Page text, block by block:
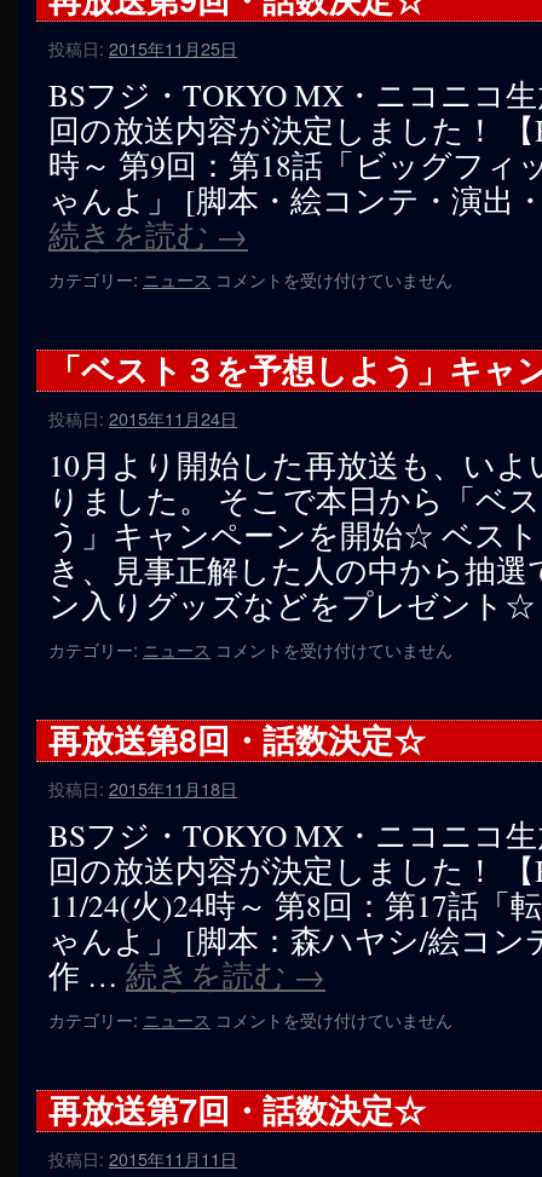
回・
話
決
定
☆
は
投稿日: 2015年11月25日
BSフジ・TOKYO MX・ニコニコ
回の放送内容が決定しました！ 【
時～ 第9回：第18話「ビッグフィ
ゃんよ」 [脚本・絵コンテ・演出
続きを読む →
カテゴリー: ニュース 再
第
9
回・
話
数
決
定
☆
は
コメントを受け付けていません
「ベスト３を予想しよう」キ
投稿日: 2015年11月24日
10月より開始した再放送も、い
りました。 そこで本日から「ベ
う」キャンペーンを開始☆ ベス
き、見事正解した人の中から抽
ン入りグッズなどをプレゼン
カテゴリー: ニュース 「ベ
３
を
予
想
よ
う」
キ
ャ
ン
ペ
ー
ン
開
は
コメントを受け付けていません
再放送第8回・話数決定☆
投稿日: 2015年11月18日
BSフジ・TOKYO MX・ニコニコ
回の放送内容が決定しました！
11/24(火)24時～ 第8回：第17話「
ゃんよ」 [脚本：森ハヤシ/絵コン
作 … 続きを読む →
カテゴリー: ニュース 再
第
8
回・
話
コメントを受け付けていません
再放送第7回・話数決定☆
投稿日: 2015年11月11日